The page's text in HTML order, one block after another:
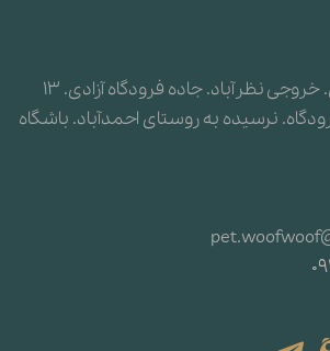
اتوبان تهران - قزوین. خروجی نظرآباد. جاده فرودگاه آزادی. 13
نرسیده به روستای احمدآباد. باشگاه